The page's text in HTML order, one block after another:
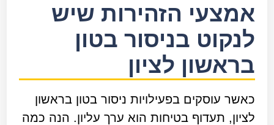
אמצעי הזהירות שיש
לנקוט בניסור בטון
בראשון לציון
כאשר עוסקים בפעילויות ניסור בטון בראשון
לציון, תעדוף בטיחות הוא ערך עליון. הנה כמה